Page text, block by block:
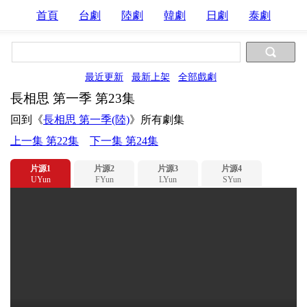
首頁 台劇 陸劇 韓劇 日劇 泰劇
最近更新 最新上架 全部戲劇
長相思 第一季 第23集
回到《長相思 第一季(陸)》所有劇集
上一集 第22集
下一集 第24集
片源1
UYun
片源2
FYun
片源3
LYun
片源4
SYun